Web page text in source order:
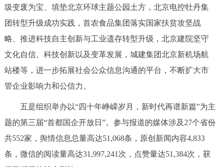
圾变废为宝、填垫北京环球主题公园土方，北京电控牡丹集
团转型升级成功实践，首农食品集团落实国家扶贫攻坚战
略、推进科技自主创新与工业遗存转型升级，北京建院坚守
文化自信、科技创新以及变革发展，城建集团北京新机场航
站楼等，进一步拓展社会公众信息沟通的平台，不断扩大市
管企业影响力和公信力。
五是组织举办以“四十年峥嵘岁月，新时代再谱新篇”为主
题的第三届“首都国企开放日”。参与报道的媒体涉及27个省份
共552家，舆情信息总量高达51,068条，原创新闻内容4,833
条，微信的阅读量高达31,997,241次，点赞量达51,384次，获